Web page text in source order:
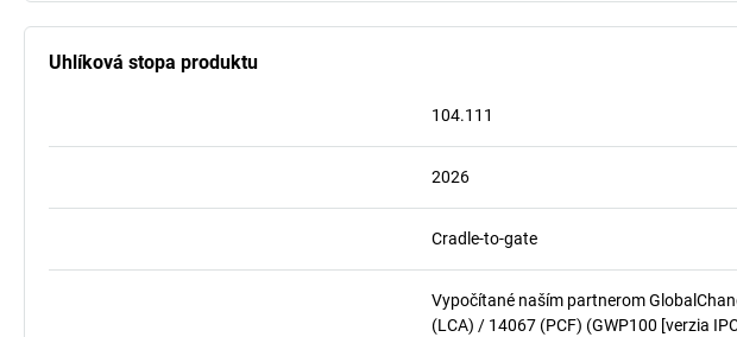
Uhlíková stopa produktu
104.111
2026
Cradle-to-gate
Vypočítané naším partnerom
(LCA) / 14067 (PCF) (GWP100 [verzia